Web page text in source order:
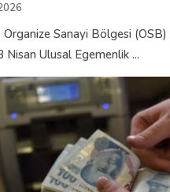
Sanayi Bölgesi (OSB)
Nisan Ulusal Egemenlik ...